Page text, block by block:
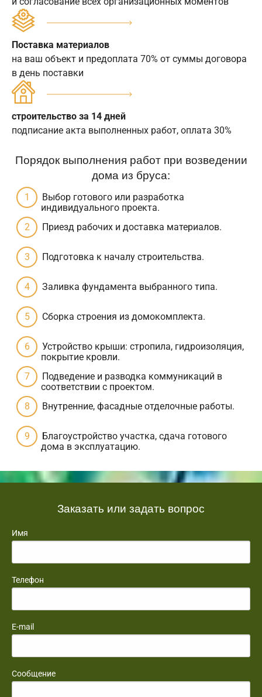
Поставка материалов
на ваш объект и предоплата 70% от суммы договора
в день поставки
строительство за 14 дней
подписание акта выполненных работ, оплата 30%
Порядок выполнения работ при возведении
дома из бруса:
Выбор готового или разработка
индивидуального проекта.
Приезд рабочих и доставка материалов.
Подготовка к началу строительства.
Заливка фундамента выбранного типа.
Сборка строения из домокомплекта.
Устройство крыши: стропила, гидроизоляция,
покрытие кровли.
Подведение и разводка коммуникаций в
соответствии с проектом.
Внутренние, фасадные отделочные работы.
Благоустройство участка, сдача готового
дома в эксплуатацию.
Заказать или задать вопрос
Имя
Телефон
E-mail
Сообщение